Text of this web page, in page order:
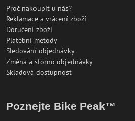
Proč nakoupit u nás?
Reklamace a vrácení zboží
Doručení zboží
Platební metody
Sledování objednávky
Změna a storno objednávky
Skladová dostupnost
Poznejte Bike Peak™